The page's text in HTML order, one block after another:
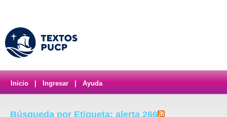
Inicio Ingresar Ayuda
Búsqueda por Etiqueta: alerta 266